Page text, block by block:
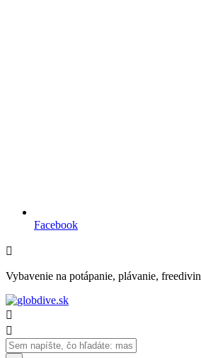
Facebook

Vybavenie na potápanie, plávanie,

